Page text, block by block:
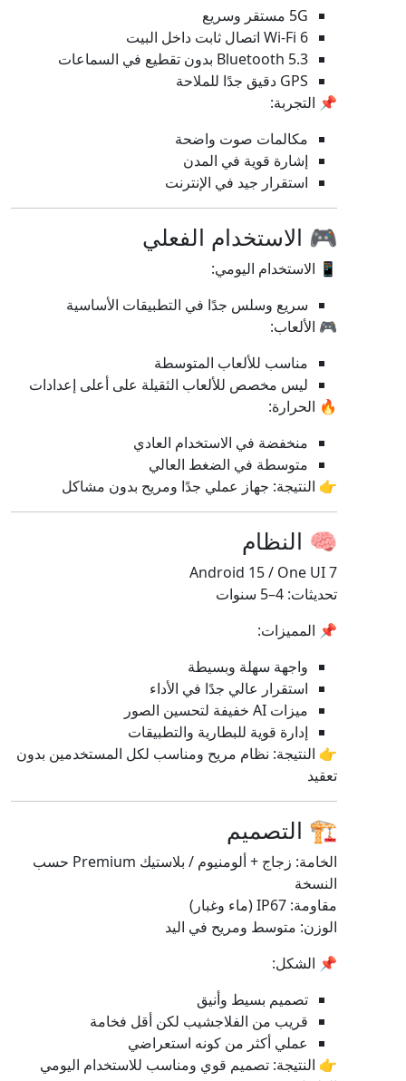
5G مستقر وسريع
Wi-Fi 6 اتصال ثابت داخل البيت
Bluetooth 5.3 بدون تقطيع في السماعات
GPS دقيق جدًا للملاحة
📌 التجربة:
مكالمات صوت واضحة
إشارة قوية في المدن
استقرار جيد في الإنترنت
🎮 الاستخدام الفعلي
📱 الاستخدام اليومي:
سريع وسلس جدًا في التطبيقات الأساسية
🎮 الألعاب:
مناسب للألعاب المتوسطة
ليس مخصص للألعاب الثقيلة على أعلى إعدادات
🔥 الحرارة:
منخفضة في الاستخدام العادي
متوسطة في الضغط العالي
👉 النتيجة: جهاز عملي جدًا ومريح بدون مشاكل
🧠 النظام
Android 15 / One UI 7
تحديثات: 4–5 سنوات
📌 المميزات:
واجهة سهلة وبسيطة
استقرار عالي جدًا في الأداء
ميزات AI خفيفة لتحسين الصور
إدارة قوية للبطارية والتطبيقات
👉 النتيجة: نظام مريح ومناسب لكل المستخدمين بدون
تعقيد
🏗️ التصميم
الخامة: زجاج + ألومنيوم / بلاستيك Premium حسب
النسخة
مقاومة: IP67 (ماء وغبار)
الوزن: متوسط ومريح في اليد
📌 الشكل:
تصميم بسيط وأنيق
قريب من الفلاجشيب لكن أقل فخامة
عملي أكثر من كونه استعراضي
👉 النتيجة: تصميم قوي ومناسب للاستخدام اليومي